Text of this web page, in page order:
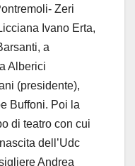
Zeri
Ivano Erta,
a
Alberici
(presidente),
Buffoni. Poi la
di teatro con cui
dell’Udc
Andrea